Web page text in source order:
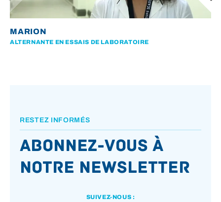
MARION
ALTERNANTE EN ESSAIS DE LABORATOIRE
RESTEZ INFORMÉS
Abonnez-vous à
notre newsletter
SUIVEZ-NOUS :